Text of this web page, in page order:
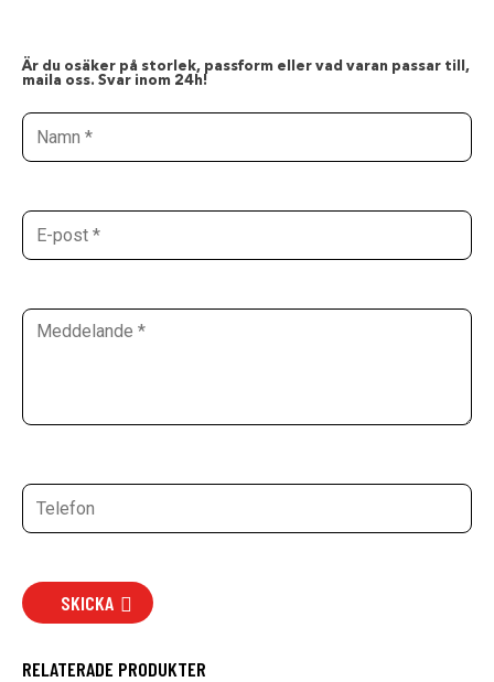
Är du osäker på storlek, passform eller vad varan passar till,
maila oss. Svar inom 24h!
SKICKA
RELATERADE PRODUKTER